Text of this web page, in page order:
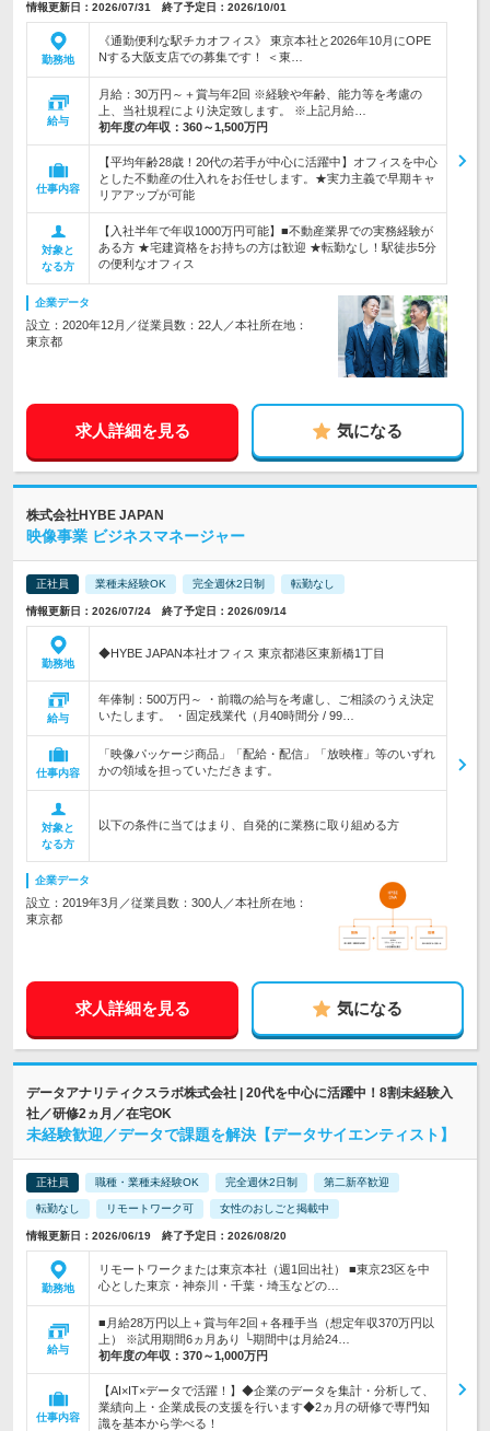
情報更新日：2026/07/31 終了予定日：2026/10/01
勤務地
《通勤便利な駅チカオフィス》 東京本社と2026年10月にOPE
Nする大阪支店での募集です！ ＜東…
給与
月給：30万円～＋賞与年2回 ※経験や年齢、能力等を考慮の
上、当社規程により決定致します。 ※上記月給…
初年度の年収： 360～1,500万円
仕事内容
【平均年齢28歳！20代の若手が中心に活躍中】オフィスを中心
とした不動産の仕入れをお任せします。★実力主義で早期キャ
リアアップが可能
対象と
なる方
【入社半年で年収1000万円可能】■不動産業界での実務経験が
ある方 ★宅建資格をお持ちの方は歓迎 ★転勤なし！駅徒歩5分
の便利なオフィス
企業データ
設立：2020年12月／従業員数：22人／本社所在地：
東京都
求人詳細を見る 気になる
株式会社HYBE JAPAN
映像事業 ビジネスマネージャー
正社員 業種未経験OK 完全週休2日制 転勤なし
情報更新日：2026/07/24 終了予定日：2026/09/14
勤務地
◆HYBE JAPAN本社オフィス 東京都港区東新橋1丁目
給与
年俸制：500万円～ ・前職の給与を考慮し、ご相談のうえ決定
いたします。 ・固定残業代（月40時間分 / 99…
仕事内容
「映像パッケージ商品」「配給・配信」「放映権」等のいずれ
かの領域を担っていただきます。
対象と
なる方
以下の条件に当てはまり、自発的に業務に取り組める方
企業データ
設立：2019年3月／従業員数：300人／本社所在地：
東京都
求人詳細を見る 気になる
データアナリティクスラボ株式会社 | 20代を中心に活躍中！8割未経験入
社／研修2ヵ月／在宅OK
未経験歓迎／データで課題を解決【データサイエンティスト】
正社員 職種・業種未経験OK 完全週休2日制 第二新卒歓迎
転勤なし リモートワーク可 女性のおしごと掲載中
情報更新日：2026/06/19 終了予定日：2026/08/20
勤務地
リモートワークまたは東京本社（週1回出社） ■東京23区を中
心とした東京・神奈川・千葉・埼玉などの…
給与
■月給28万円以上＋賞与年2回＋各種手当（想定年収370万円以
上） ※試用期間6ヵ月あり └期間中は月給24…
初年度の年収： 370～1,000万円
仕事内容
【AI×IT×データで活躍！】◆企業のデータを集計・分析して、
業績向上・企業成長の支援を行います◆2ヵ月の研修で専門知
識を基本から学べる！